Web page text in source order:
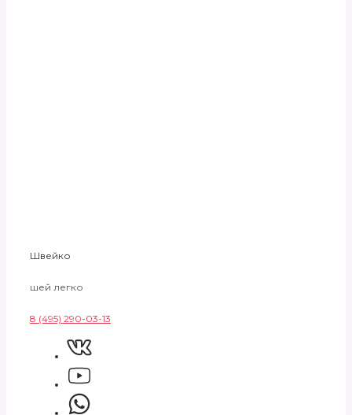
Швейко
шей легко
8 (495) 290-03-13